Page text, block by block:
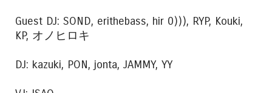
Guest DJ: SOND, erithebass, hir 0))), RYP, Kouki,
KP, オノヒロキ
DJ: kazuki, PON, jonta, JAMMY, YY